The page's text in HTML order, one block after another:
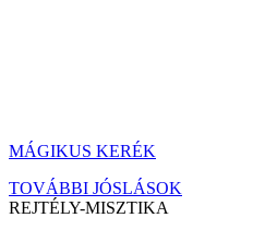
MÁGIKUS KERÉK
TOVÁBBI JÓSLÁSOK
REJTÉLY-MISZTIKA